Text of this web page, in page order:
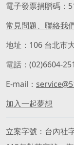
電子發票捐贈碼：
常見問題、聯絡我
地址：106 台北市
電話：(02)6604-
E-mail：
加入一起夢想
立案字號
台內社